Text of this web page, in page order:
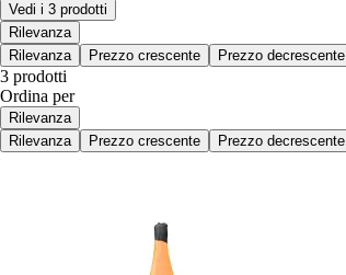
Vedi i 3 prodotti
Rilevanza
Rilevanza
Prezzo crescente Prezzo decrescente
3 prodotti
Ordina per
Rilevanza
Rilevanza
Prezzo crescente Prezzo decrescente